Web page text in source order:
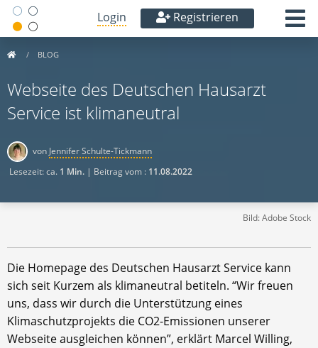
Login Registrieren
BLOG
Webseite des Deutschen Hausarzt
Service ist klimaneutral
von Jennifer Schulte-Tickmann
Lesezeit: ca. 1 Min. | Beitrag vom : 11.08.2022
Bild: Adobe Stock
Die Homepage des Deutschen Hausarzt Service kann
sich seit Kurzem als klimaneutral betiteln. “Wir freuen
uns, dass wir durch die Unterstützung eines
Klimaschutzprojekts die CO2-Emissionen unserer
Webseite ausgleichen können”, erklärt Marcel Willing,